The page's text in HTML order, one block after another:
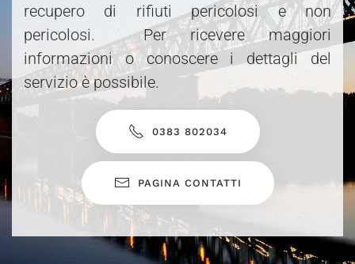
recupero di rifiuti pericolosi e non
pericolosi. Per ricevere maggiori
informazioni o conoscere i dettagli del
servizio è possibile.
0383 802034
PAGINA CONTATTI